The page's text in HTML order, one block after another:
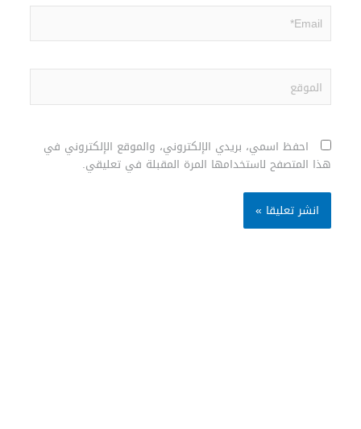
احفظ اسمي، بريدي الإلكتروني، والموقع الإلكتروني في
هذا المتصفح لاستخدامها المرة المقبلة في تعليقي.